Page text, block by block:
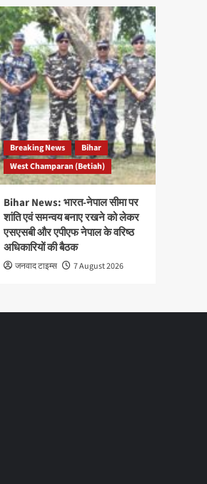
Breaking News
Bihar
West Champaran (Betiah)
Bihar News: भारत-नेपाल सीमा पर
शांति एवं समन्वय बनाए रखने को लेकर
एसएसबी और एपीएफ नेपाल के वरिष्ठ
अधिकारियों की बैठक
जनवाद टाइम्स 7 August 2026